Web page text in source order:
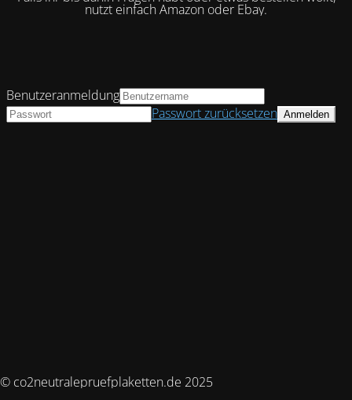
nutzt einfach Amazon oder Ebay.
© co2neutralepruefplaketten.de 2025
Benutzeranmeldung
Passwort zurücksetzen